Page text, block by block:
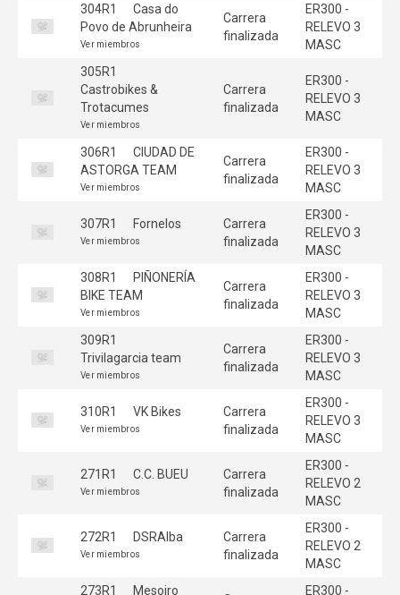
304R1
Casa do
Povo de Abrunheira
Ver miembros
Carrera
finalizada
ER300 -
RELEVO 3
MASC
305R1
Castrobikes &
Trotacumes
Ver miembros
Carrera
finalizada
ER300 -
RELEVO 3
MASC
306R1
CIUDAD DE
ASTORGA TEAM
Ver miembros
Carrera
finalizada
ER300 -
RELEVO 3
MASC
307R1 Fornelos
Ver miembros
Carrera
finalizada
ER300 -
RELEVO 3
MASC
308R1
PIÑONERÍA
BIKE TEAM
Ver miembros
Carrera
finalizada
ER300 -
RELEVO 3
MASC
309R1
Trivilagarcia team
Ver miembros
Carrera
finalizada
ER300 -
RELEVO 3
MASC
310R1 VK Bikes
Ver miembros
Carrera
finalizada
ER300 -
RELEVO 3
MASC
271R1 C.C. BUEU
Ver miembros
Carrera
finalizada
ER300 -
RELEVO 2
MASC
272R1 DSRAlba
Ver miembros
Carrera
finalizada
ER300 -
RELEVO 2
MASC
273R1
Mesoiro
ER300 -